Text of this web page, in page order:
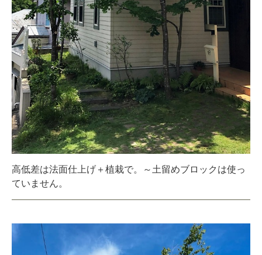
高低差は法面仕上げ＋植栽で。～土留めブロックは使っ
ていません。